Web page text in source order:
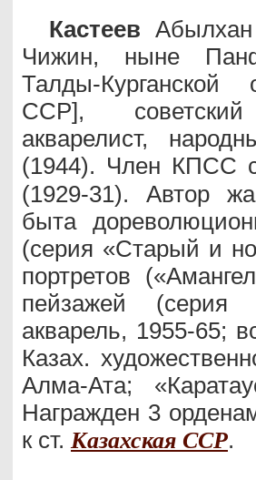
Кастеев
Чижин, ныне
Талды-Курганской
ССР],
акварелист,
(1944). Член КПСС
(1929-31). Автор
быта
(серия «Старый и
портретов
пейзажей (серия
акварель, 1955-65;
Казах.
Алма-Ата;
Награжден 3
к ст. Казахская ССР.